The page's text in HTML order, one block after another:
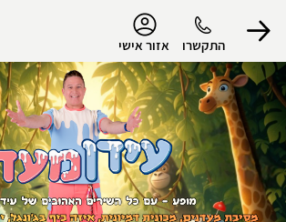
התקשרו אזור אישי
הפרופיל
התנתק